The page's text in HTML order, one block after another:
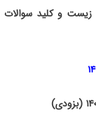
زیست و کلید سوالات